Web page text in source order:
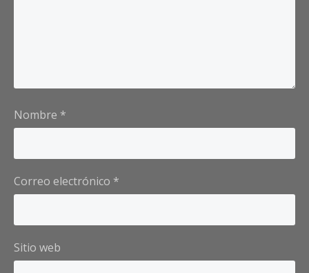
Nombre *
Correo electrónico *
Sitio web